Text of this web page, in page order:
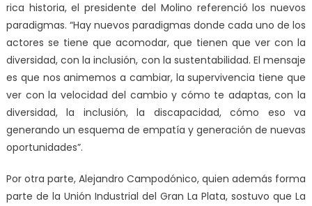
rica historia, el presidente del Molino referenció los nuevos
paradigmas. “Hay nuevos paradigmas donde cada uno de los
actores se tiene que acomodar, que tienen que ver con la
diversidad, con la inclusión, con la sustentabilidad. El mensaje
es que nos animemos a cambiar, la supervivencia tiene que
ver con la velocidad del cambio y cómo te adaptas, con la
diversidad, la inclusión, la discapacidad, cómo eso va
generando un esquema de empatía y generación de nuevas
oportunidades”.
Por otra parte, Alejandro Campodónico, quien además forma
parte de la Unión Industrial del Gran La Plata, sostuvo que La